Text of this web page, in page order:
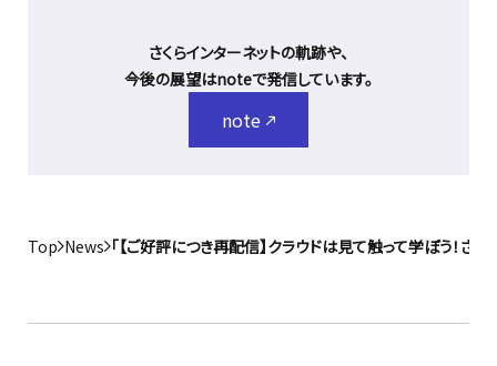
さくらインターネットの軌跡や、
今後の展望はnoteで発信しています。
note
Top News 「【ご好評につき再配信】クラウドは見て触って学ぼう！さ